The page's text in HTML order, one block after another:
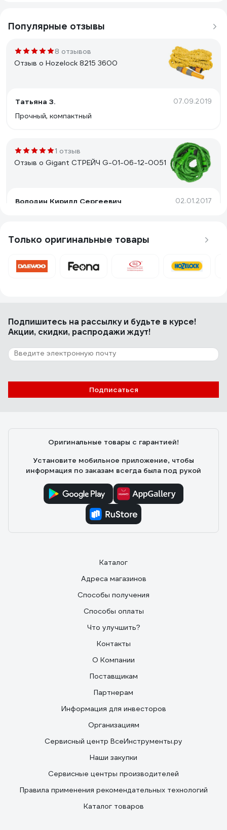
Популярные отзывы
8 отзывов
Отзыв о Hozelock 8215 3600
Татьяна З. 07.09.2019
Прочный, компактный
1 отзыв
Отзыв о Gigant СТРЕЙЧ G-01-06-12-0051
Володин Кирилл Сергеевич 02.01.2017
Отзыв о UNIPUMP ROLL TELESCOPE 69534
Только оригинальные товары
Подпишитесь на рассылкуи будьте в курсе!
Акции, скидки, распродажи ждут!
Подписаться
Оригинальные товары с гарантией!
Установите мобильное приложение, чтобы
информация по заказам всегда была под рукой
Каталог
Адреса магазинов
Способы получения
Способы оплаты
Что улучшить?
Контакты
О Компании
Поставщикам
Партнерам
Информация для инвесторов
Организациям
Сервисный центр ВсеИнструменты.ру
Наши закупки
Сервисные центры производителей
Правила применения рекомендательных технологий
Каталог товаров